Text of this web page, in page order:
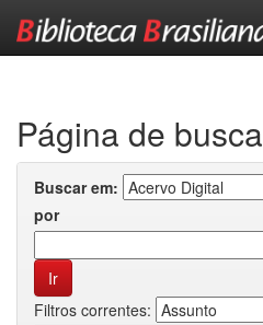
Página de busca
Buscar em:
por
Filtros correntes: